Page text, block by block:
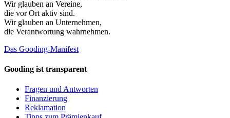
Wir glauben an Vereine,
die vor Ort aktiv sind.
Wir glauben an Unternehmen,
die Verantwortung wahrnehmen.
Das Gooding-Manifest
Gooding ist transparent
Fragen und Antworten
Finanzierung
Reklamation